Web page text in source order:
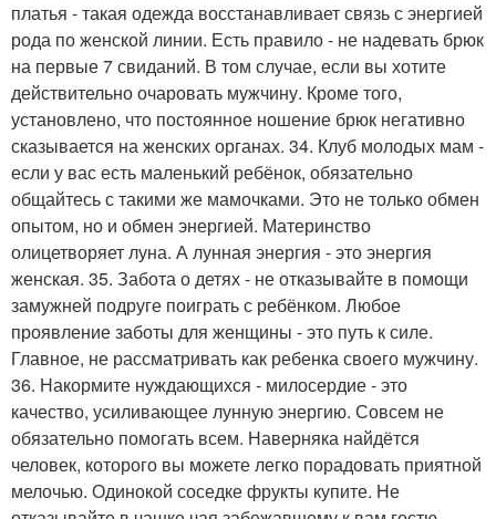
платья - такая одежда восстанавливает связь с энергией
рода по женской линии. Есть правило - не надевать брюк
на первые 7 свиданий. В том случае, если вы хотите
действительно очаровать мужчину. Кроме того,
установлено, что постоянное ношение брюк негативно
сказывается на женских органах. 34. Клуб молодых мам -
если у вас есть маленький ребёнок, обязательно
общайтесь с такими же мамочками. Это не только обмен
опытом, но и обмен энергией. Материнство
олицетворяет луна. А лунная энергия - это энергия
женская. 35. Забота о детях - не отказывайте в помощи
замужней подруге поиграть с ребёнком. Любое
проявление заботы для женщины - это путь к силе.
Главное, не рассматривать как ребенка своего мужчину.
36. Накормите нуждающихся - милосердие - это
качество, усиливающее лунную энергию. Совсем не
обязательно помогать всем. Наверняка найдётся
человек, которого вы можете легко порадовать приятной
мелочью. Одинокой соседке фрукты купите. Не